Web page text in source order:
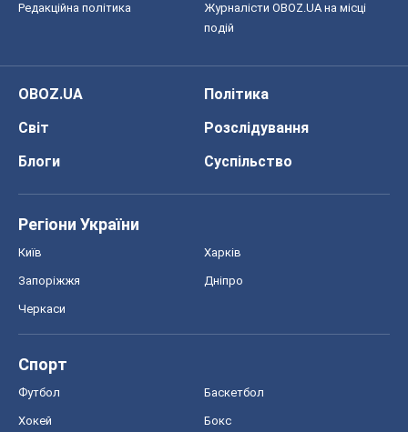
Редакційна політика
Журналісти OBOZ.UA на місці
подій
OBOZ.UA
Політика
Світ
Розслідування
Блоги
Суспільство
Регіони України
Київ Харків
Запоріжжя Дніпро
Черкаси
Спорт
Футбол Баскетбол
Хокей Бокс